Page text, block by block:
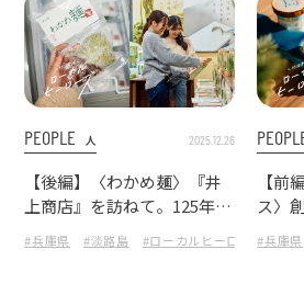
PEOPLE 人 2025.12.26
【後編】〈わかめ麺〉『井
上商店』を訪ねて。125年の
歴史の先へ、尖ったものづ
くりへの挑戦は続く
#兵庫県 #淡路島 #ローカルヒーローズ
【前
ス〉
ける
商店
#兵庫県